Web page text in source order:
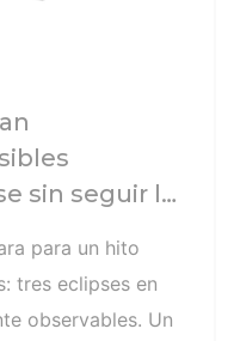
sin seguir las
peligros
para un hito
tres eclipses en
observables. Un